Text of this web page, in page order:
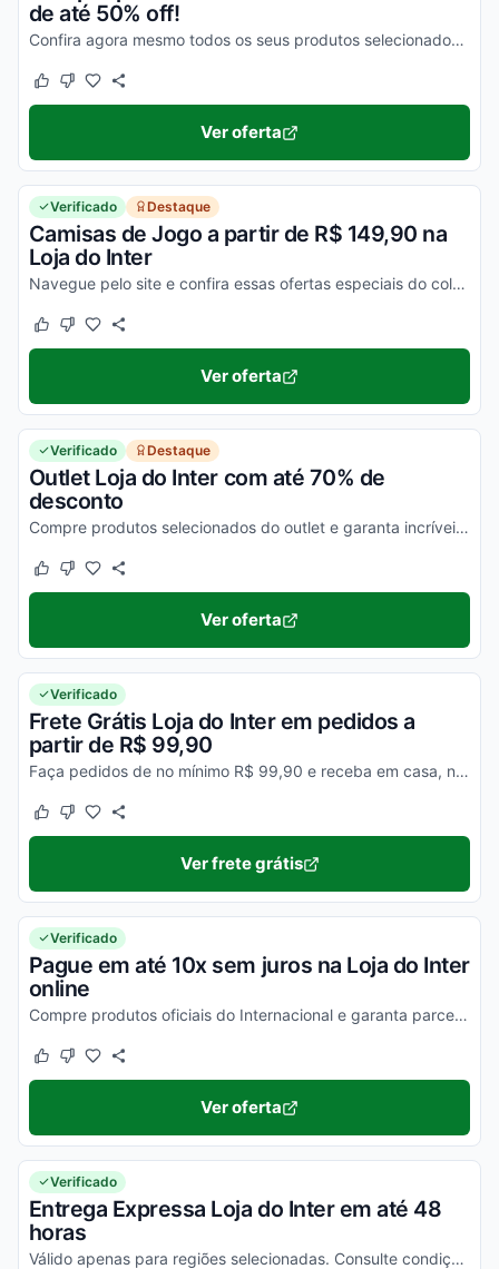
de até 50% off!
Confira agora mesmo todos os seus produtos selecionados e aproveite para economizar nas suas compras online!
Este cupom funcionou
Este cupom não funcionou
Ver oferta
Verificado Destaque
Camisas de Jogo a partir de R$ 149,90 na
Loja do Inter
Navegue pelo site e confira essas ofertas especiais do colorado! Compre seu uniforme de jogo agora com o melhor preço no site oficial do Internacional!
Este cupom funcionou
Este cupom não funcionou
Ver oferta
Verificado Destaque
Outlet Loja do Inter com até 70% de
desconto
Compre produtos selecionados do outlet e garanta incríveis descontos de até 70% em produtos oficiais. Confira!
Este cupom funcionou
Este cupom não funcionou
Ver oferta
Verificado
Frete Grátis Loja do Inter em pedidos a
partir de R$ 99,90
Faça pedidos de no mínimo R$ 99,90 e receba em casa, não pagando pelo envio.
Este cupom funcionou
Este cupom não funcionou
Ver frete grátis
Verificado
Pague em até 10x sem juros na Loja do Inter
online
Compre produtos oficiais do Internacional e garanta parcelamento em até 10x sem juros no cartão de crédito. Condição varia de produto a produto. Navegue e aproveite!
Este cupom funcionou
Este cupom não funcionou
Ver oferta
Verificado
Entrega Expressa Loja do Inter em até 48
horas
Válido apenas para regiões selecionadas. Consulte condições no site.